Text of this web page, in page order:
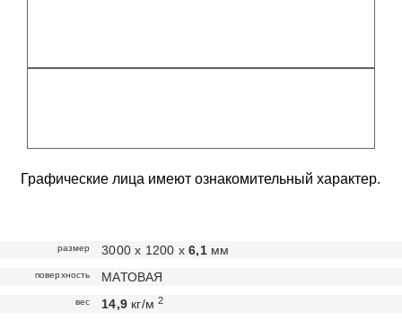
Графические лица имеют ознакомительный характер.
размер 3000 х 1200 х6,1мм
поверхность МАТОВАЯ
вес 14,9 кг/м2